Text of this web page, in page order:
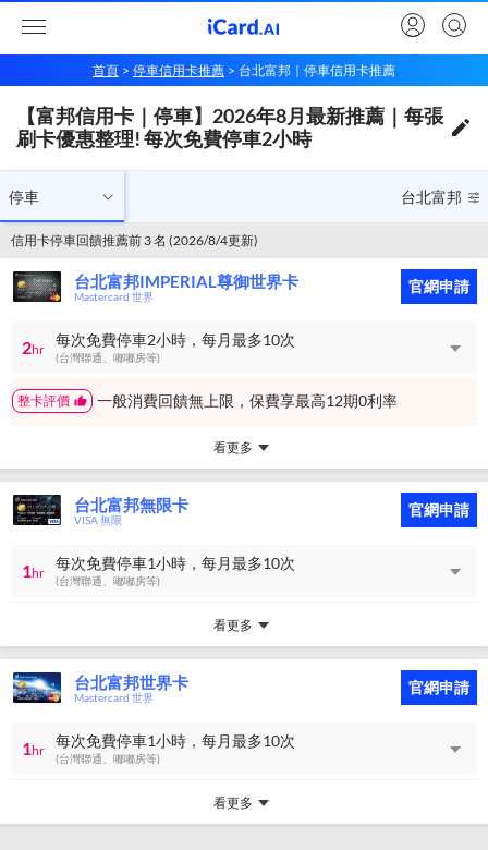
【台北富邦信用卡｜停車】2026年8月最新推薦｜每張刷卡優惠整理! 每次免費停車2小時
停車 台北富邦
首頁 停車信用卡推薦 台北富邦｜停車信用卡推薦
【富邦信用卡｜停車】2026年8月最新推薦｜每張
刷卡優惠整理! 每次免費停車2小時
停車 台北富邦
信用卡停車回饋推薦前 3 名 (2026/8/4更新)
台北富邦IMPERIAL尊御世界卡
Mastercard 世界
官網申請
2hr
每次免費停車2小時，每月最多10次
(台灣聯通、嘟嘟房等)
整卡評價 一般消費回饋無上限，保費享最高12期0利率
看更多
台北富邦無限卡
VISA 無限
官網申請
1hr
每次免費停車1小時，每月最多10次
(台灣聯通、嘟嘟房等)
看更多
台北富邦世界卡
Mastercard 世界
官網申請
1hr
每次免費停車1小時，每月最多10次
(台灣聯通、嘟嘟房等)
看更多